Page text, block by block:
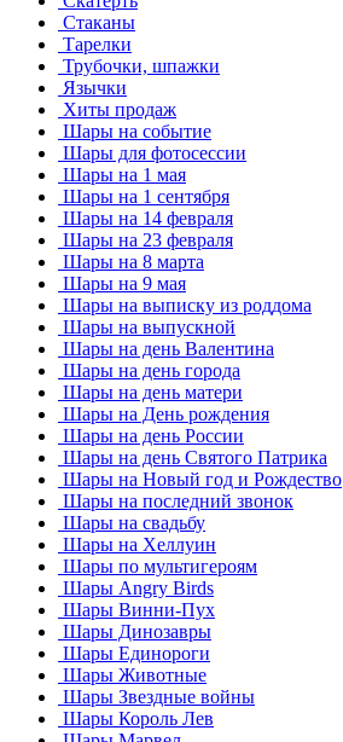
Стаканы
Тарелки
Трубочки, шпажки
Язычки
Хиты продаж
Шары на событие
Шары для фотосессии
Шары на 1 мая
Шары на 1 сентября
Шары на 14 февраля
Шары на 23 февраля
Шары на 8 марта
Шары на 9 мая
Шары на выписку из роддома
Шары на выпускной
Шары на день Валентина
Шары на день города
Шары на день матери
Шары на День рождения
Шары на день России
Шары на день Святого Патрика
Шары на Новый год и Рождество
Шары на последний звонок
Шары на свадьбу
Шары на Хеллуин
Шары по мультигероям
Шары Angry Birds
Шары Винни-Пух
Шары Динозавры
Шары Единороги
Шары Животные
Шары Звездные войны
Шары Король Лев